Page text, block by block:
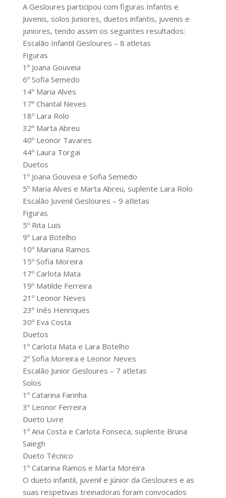
A Gesloures participou com figuras Infantis e
Juvenis, solos Juniores, duetos infantis, juvenis e
juniores, tendo assim os seguintes resultados:
Escalão Infantil Gesloures – 8 atletas
Figuras
1º Joana Gouveia
6º Sofia Semedo
14º Maria Alves
17º Chantal Neves
18º Lara Rolo
32º Marta Abreu
40º Leonor Tavares
44º Laura Torgai
Duetos
1º Joana Gouveia e Sofia Semedo
5º Maria Alves e Marta Abreu, suplente Lara Rolo
Escalão Juvenil Gesloures – 9 atletas
Figuras
5º Rita Luis
9º Lara Botelho
10º Mariana Ramos
15º Sofia Moreira
17º Carlota Mata
19º Matilde Ferreira
21º Leonor Neves
23º Inês Henriques
30º Eva Costa
Duetos
1º Carlota Mata e Lara Botelho
2º Sofia Moreira e Leonor Neves
Escalão Junior Gesloures – 7 atletas
Solos
1º Catarina Farinha
3º Leonor Ferreira
Dueto Livre
1º Ana Costa e Carlota Fonseca, suplente Bruna
Saiegh
Dueto Técnico
1º Catarina Ramos e Marta Moreira
O dueto infantil, juvenil e júnior da Gesloures e as
suas respetivas treinadoras foram convocados